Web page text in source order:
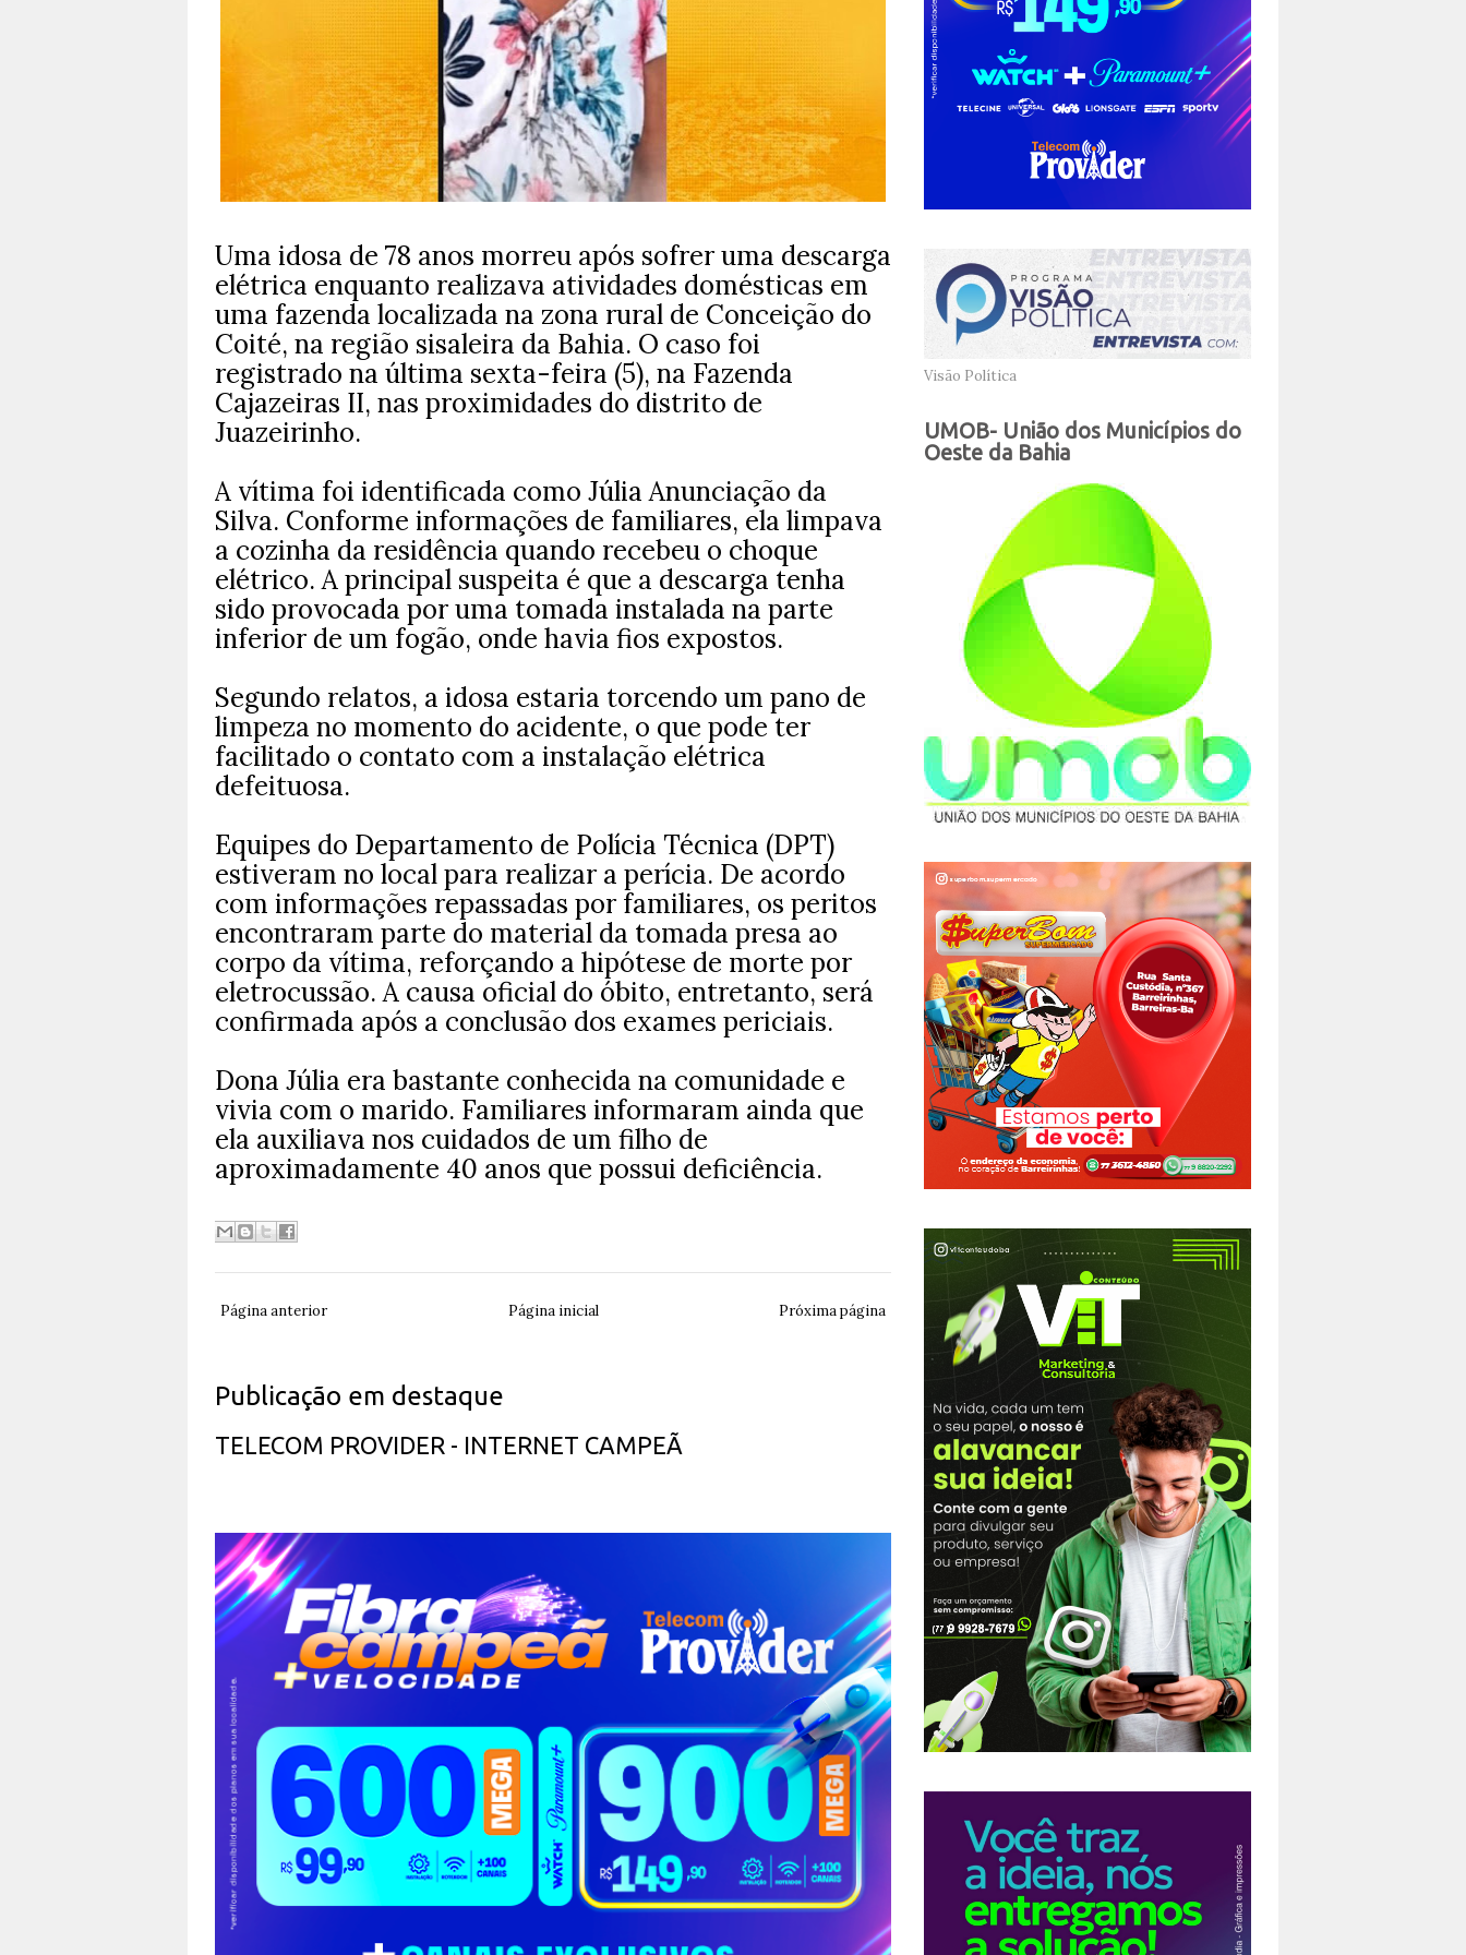
Uma idosa de 78 anos morreu após sofrer uma descarga
elétrica enquanto realizava atividades domésticas em
uma fazenda localizada na zona rural de Conceição do
Coité, na região sisaleira da Bahia. O caso foi
registrado na última sexta-feira (5), na Fazenda
Cajazeiras II, nas proximidades do distrito de
Juazeirinho.
A vítima foi identificada como Júlia Anunciação da
Silva. Conforme informações de familiares, ela limpava
a cozinha da residência quando recebeu o choque
elétrico. A principal suspeita é que a descarga tenha
sido provocada por uma tomada instalada na parte
inferior de um fogão, onde havia fios expostos.
Segundo relatos, a idosa estaria torcendo um pano de
limpeza no momento do acidente, o que pode ter
facilitado o contato com a instalação elétrica
defeituosa.
Equipes do Departamento de Polícia Técnica (DPT)
estiveram no local para realizar a perícia. De acordo
com informações repassadas por familiares, os peritos
encontraram parte do material da tomada presa ao
corpo da vítima, reforçando a hipótese de morte por
eletrocussão. A causa oficial do óbito, entretanto, será
confirmada após a conclusão dos exames periciais.
Dona Júlia era bastante conhecida na comunidade e
vivia com o marido. Familiares informaram ainda que
ela auxiliava nos cuidados de um filho de
aproximadamente 40 anos que possui deficiência.
Página anterior Próxima página
Página inicial
Publicação em destaque
TELECOM PROVIDER - INTERNET CAMPEÃ
Visão Política
UMOB- União dos Municípios do
Oeste da Bahia